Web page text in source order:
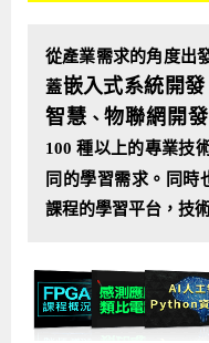
從產業需求的角度出
蓋嵌入式系統開發
智慧 、物聯網開發
100 種以上的專業技
同的學習需求。同時
課程的學習平台，技